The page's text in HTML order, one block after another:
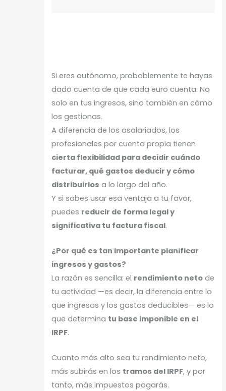
Si eres autónomo, probablemente te hayas
dado cuenta de que cada euro cuenta. No
solo en tus ingresos, sino también en cómo
los gestionas.
A diferencia de los asalariados, los
profesionales por cuenta propia tienen
cierta flexibilidad para decidir cuándo
facturar, qué gastos deducir y cómo
distribuirlos a lo largo del año.
Y si sabes usar esa ventaja a tu favor,
puedes reducir de forma legal y
significativa tu factura fiscal.
¿Por qué es tan importante planificar
ingresos y gastos?
La razón es sencilla: el rendimiento neto de
tu actividad —es decir, la diferencia entre lo
que ingresas y los gastos deducibles— es lo
que determina tu base imponible en el
IRPF.
Cuanto más alto sea tu rendimiento neto,
más subirás en los tramos del IRPF, y por
tanto, más impuestos pagarás.